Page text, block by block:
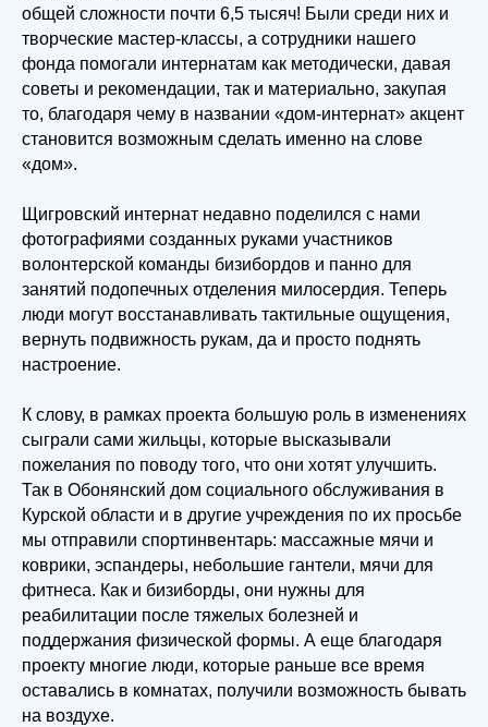
общей сложности почти 6,5 тысяч! Были среди них и
творческие мастер-классы, а сотрудники нашего
фонда помогали интернатам как методически, давая
советы и рекомендации, так и материально, закупая
то, благодаря чему в названии «дом-интернат» акцент
становится возможным сделать именно на слове
«дом».
Щигровский интернат недавно поделился с нами
фотографиями созданных руками участников
волонтерской команды бизибордов и панно для
занятий подопечных отделения милосердия. Теперь
люди могут восстанавливать тактильные ощущения,
вернуть подвижность рукам, да и просто поднять
настроение.
К слову, в рамках проекта большую роль в изменениях
сыграли сами жильцы, которые высказывали
пожелания по поводу того, что они хотят улучшить.
Так в Обонянский дом социального обслуживания в
Курской области и в другие учреждения по их просьбе
мы отправили спортинвентарь: массажные мячи и
коврики, эспандеры, небольшие гантели, мячи для
фитнеса. Как и бизиборды, они нужны для
реабилитации после тяжелых болезней и
поддержания физической формы. А еще благодаря
проекту многие люди, которые раньше все время
оставались в комнатах, получили возможность бывать
на воздухе.